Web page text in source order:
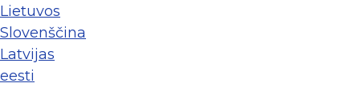
Lietuvos
Slovenščina
Latvijas
eesti